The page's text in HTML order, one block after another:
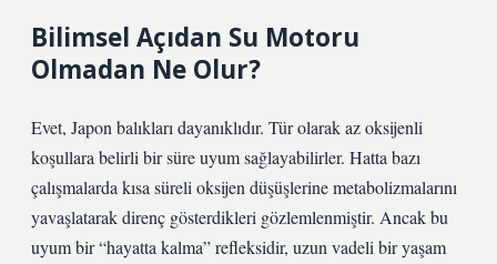
Bilimsel Açıdan Su Motoru
Olmadan Ne Olur?
Evet, Japon balıkları dayanıklıdır. Tür olarak az oksijenli
koşullara belirli bir süre uyum sağlayabilirler. Hatta bazı
çalışmalarda kısa süreli oksijen düşüşlerine metabolizmalarını
yavaşlatarak direnç gösterdikleri gözlemlenmiştir. Ancak bu
uyum bir “hayatta kalma” refleksidir, uzun vadeli bir yaşam